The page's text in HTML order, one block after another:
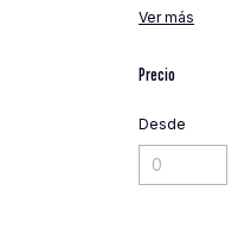
Ver más
Precio
Desde